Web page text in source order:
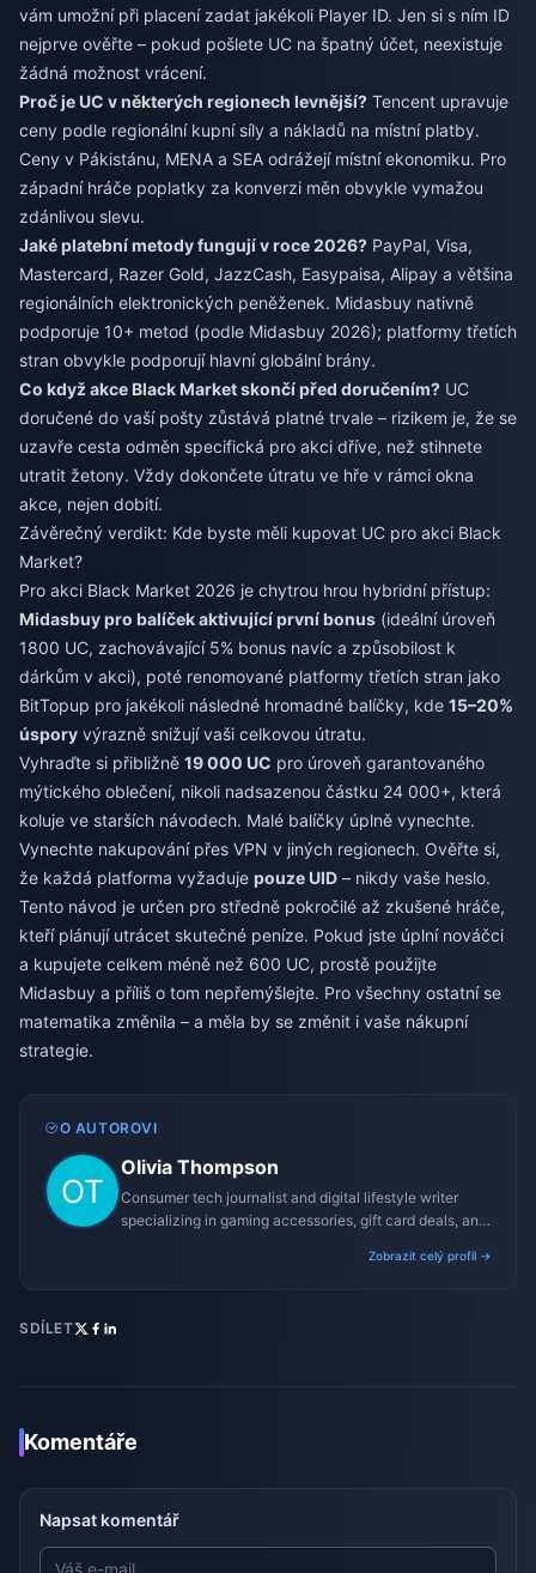
vám umožní při placení zadat jakékoli Player ID. Jen si s ním ID
nejprve ověřte – pokud pošlete UC na špatný účet, neexistuje
žádná možnost vrácení.
Proč je UC v některých regionech levnější? Tencent upravuje
ceny podle regionální kupní síly a nákladů na místní platby.
Ceny v Pákistánu, MENA a SEA odrážejí místní ekonomiku. Pro
západní hráče poplatky za konverzi měn obvykle vymažou
zdánlivou slevu.
Jaké platební metody fungují v roce 2026? PayPal, Visa,
Mastercard, Razer Gold, JazzCash, Easypaisa, Alipay a většina
regionálních elektronických peněženek. Midasbuy nativně
podporuje 10+ metod (podle Midasbuy 2026); platformy třetích
stran obvykle podporují hlavní globální brány.
Co když akce Black Market skončí před doručením? UC
doručené do vaší pošty zůstává platné trvale – rizikem je, že se
uzavře cesta odměn specifická pro akci dříve, než stihnete
utratit žetony. Vždy dokončete útratu ve hře v rámci okna
akce, nejen dobití.
Závěrečný verdikt: Kde byste měli kupovat UC pro akci Black
Market?
Pro akci Black Market 2026 je chytrou hrou hybridní přístup:
Midasbuy pro balíček aktivující první bonus (ideální úroveň
1800 UC, zachovávající 5% bonus navíc a způsobilost k
dárkům v akci), poté renomované platformy třetích stran jako
BitTopup pro jakékoli následné hromadné balíčky, kde 15–20%
úspory výrazně snižují vaši celkovou útratu.
Vyhraďte si přibližně 19 000 UC pro úroveň garantovaného
mýtického oblečení, nikoli nadsazenou částku 24 000+, která
koluje ve starších návodech. Malé balíčky úplně vynechte.
Vynechte nakupování přes VPN v jiných regionech. Ověřte si,
že každá platforma vyžaduje pouze UID – nikdy vaše heslo.
Tento návod je určen pro středně pokročilé až zkušené hráče,
kteří plánují utrácet skutečné peníze. Pokud jste úplní nováčci
a kupujete celkem méně než 600 UC, prostě použijte
Midasbuy a příliš o tom nepřemýšlejte. Pro všechny ostatní se
matematika změnila – a měla by se změnit i vaše nákupní
strategie.
O AUTOROVI
Olivia Thompson
Consumer tech journalist and digital lifestyle writer
specializing in gaming accessories, gift card deals, and
Zobrazit celý profil →
SDÍLET
Komentáře
Napsat komentář